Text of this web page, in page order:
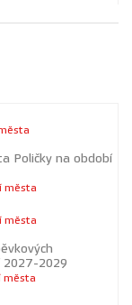
Poličky na období
města
města
2027-2029
města